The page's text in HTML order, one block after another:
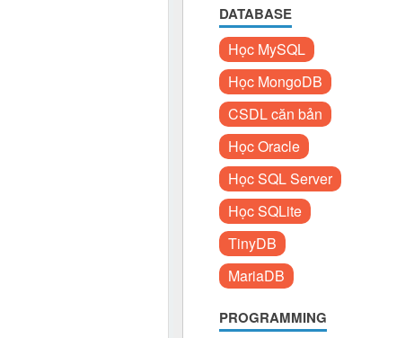
DATABASE
Học MySQL
Học MongoDB
CSDL căn bản
Học Oracle
Học SQL Server
Học SQLite
TinyDB
MariaDB
PROGRAMMING